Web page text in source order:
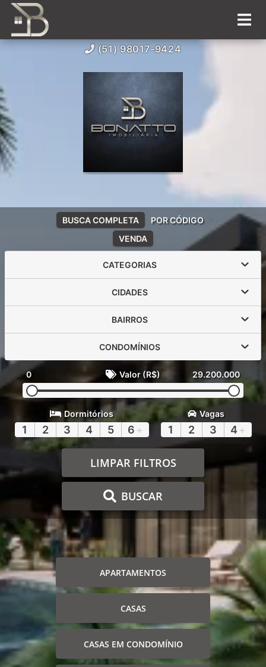
(51) 98017-9424
VENDA
BUSCA COMPLETA POR CÓDIGO
CATEGORIAS
CIDADES
BAIRROS
CONDOMÍNIOS
0 Valor (R$) 29.200.000
Dormitórios
1 2 3 4 5 6 +
Vagas
1 2 3 4 +
LIMPAR FILTROS
BUSCAR
APARTAMENTOS
CASAS
CASAS EM CONDOMÍNIO